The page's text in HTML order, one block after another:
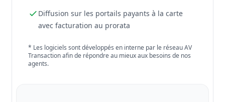
Diffusion sur les portails payants à la carte
avec facturation au prorata
* Les logiciels sont développés en interne par le réseau AV
Transaction afin de répondre au mieux aux besoins de nos
agents.